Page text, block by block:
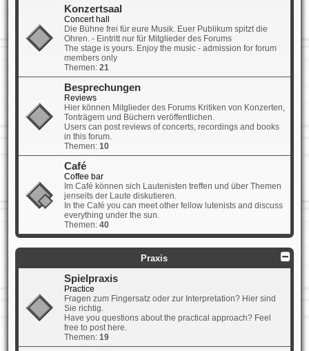
Konzertsaal
Concert hall
Die Bühne frei für eure Musik. Euer Publikum spitzt die
Ohren. - Eintritt nur für Mitglieder des Forums
The stage is yours. Enjoy the music - admission for forum
members only
Themen: 21
Besprechungen
Reviews
Hier können Mitglieder des Forums Kritiken von Konzerten,
Tonträgern und Büchern veröffentlichen.
Users can post reviews of concerts, recordings and books
in this forum.
Themen: 10
Café
Coffee bar
Im Café können sich Lautenisten treffen und über Themen
jenseits der Laute diskutieren.
In the Café you can meet other fellow lutenists and discuss
everything under the sun.
Themen: 40
Praxis
Spielpraxis
Practice
Fragen zum Fingersatz oder zur Interpretation? Hier sind
Sie richtig.
Have you questions about the practical approach? Feel
free to post here.
Themen: 19